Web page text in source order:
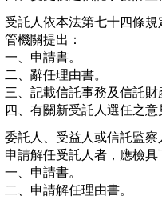
受託人依本法第七十四條
管機關提出：
一、申請書。
二、辭任理由書。
三、記載信託事務及信託
四、有關新受託人選任之意
委託人、受益人或信託監
申請解任受託人者，應檢
一、申請書。
二、申請解任理由書。